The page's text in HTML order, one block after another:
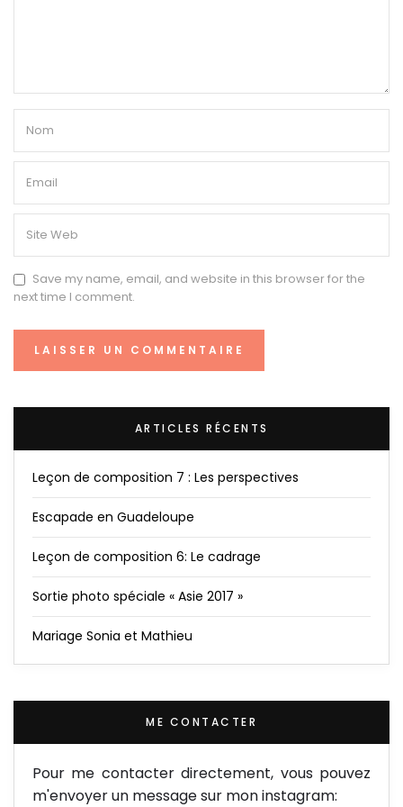
Save my name, email, and website in this browser for the
next time I comment.
ARTICLES RÉCENTS
Leçon de composition 7 : Les perspectives
Escapade en Guadeloupe
Leçon de composition 6: Le cadrage
Sortie photo spéciale « Asie 2017 »
Mariage Sonia et Mathieu
ME CONTACTER
Pour me contacter directement, vous pouvez
m'envoyer un message sur mon instagram: